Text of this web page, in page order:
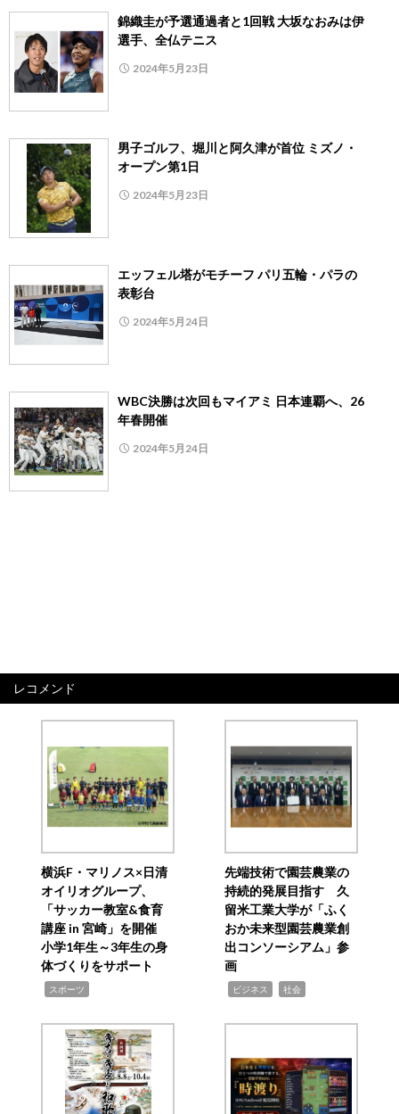
錦織圭が予選通過者と1回戦 大坂なおみは伊
選手、全仏テニス
2024年5月23日
男子ゴルフ、堀川と阿久津が首位 ミズノ・
オープン第1日
2024年5月23日
エッフェル塔がモチーフ パリ五輪・パラの
表彰台
2024年5月24日
WBC決勝は次回もマイアミ 日本連覇へ、26
年春開催
2024年5月24日
レコメンド
横浜F・マリノス×日清
オイリオグループ、
「サッカー教室&食育
講座 in 宮崎」を開催
小学1年生～3年生の身
体づくりをサポート
スポーツ
先端技術で園芸農業の
持続的発展目指す 久
留米工業大学が「ふく
おか未来型園芸農業創
出コンソーシアム」参
画
ビジネス 社会